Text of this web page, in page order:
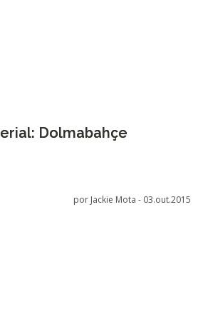
Dolmabahçe
por Jackie Mota - 03.out.2015